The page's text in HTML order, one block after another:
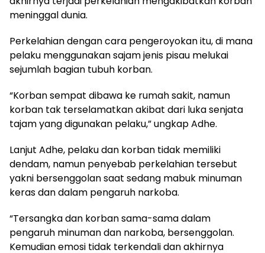
meninggal dunia.
Perkelahian dengan cara pengeroyokan itu, di mana
pelaku menggunakan sajam jenis pisau melukai
sejumlah bagian tubuh korban.
“Korban sempat dibawa ke rumah sakit, namun
korban tak terselamatkan akibat dari luka senjata
tajam yang digunakan pelaku,” ungkap Adhe.
Lanjut Adhe, pelaku dan korban tidak memiliki
dendam, namun penyebab perkelahian tersebut
yakni bersenggolan saat sedang mabuk minuman
keras dan dalam pengaruh narkoba.
“Tersangka dan korban sama-sama dalam
pengaruh minuman dan narkoba, bersenggolan.
Kemudian emosi tidak terkendali dan akhirnya